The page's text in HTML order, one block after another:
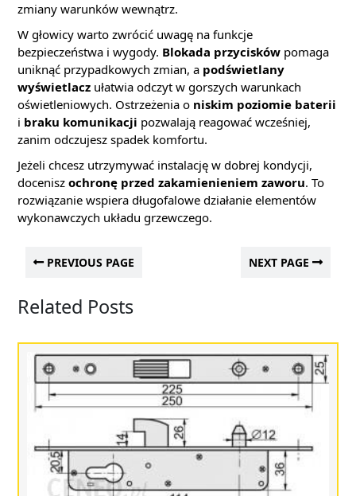
zmiany warunków wewnątrz.
W głowicy warto zwrócić uwagę na funkcje
bezpieczeństwa i wygody. Blokada przycisków pomaga
uniknąć przypadkowych zmian, a podświetlany
wyświetlacz ułatwia odczyt w gorszych warunkach
oświetleniowych. Ostrzeżenia o niskim poziomie baterii
i braku komunikacji pozwalają reagować wcześniej,
zanim odczujesz spadek komfortu.
Jeżeli chcesz utrzymywać instalację w dobrej kondycji,
docenisz ochronę przed zakamienieniem zaworu. To
rozwiązanie wspiera długofalowe działanie elementów
wykonawczych układu grzewczego.
PREVIOUS PAGE NEXT PAGE
Related Posts